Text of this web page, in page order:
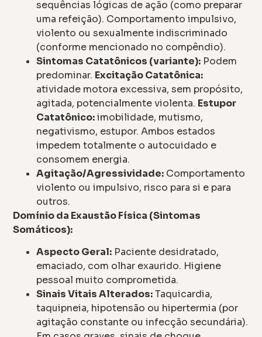
sequências lógicas de ação (como preparar
uma refeição). Comportamento impulsivo,
violento ou sexualmente indiscriminado
(conforme mencionado no compêndio).
Sintomas Catatônicos (variante): Podem
predominar. Excitação Catatônica:
atividade motora excessiva, sem propósito,
agitada, potencialmente violenta. Estupor
Catatônico:imobilidade, mutismo,
negativismo, estupor. Ambos estados
impedem totalmente o autocuidado e
consomem energia.
Agitação/Agressividade: Comportamento
violento ou impulsivo, risco para si e para
outros.
Domínio da Exaustão Física (Sintomas
Somáticos):
Aspecto Geral: Paciente desidratado,
emaciado, com olhar exaurido. Higiene
pessoal muito comprometida.
Sinais Vitais Alterados:Taquicardia,
taquipneia, hipotensão ou hipertermia (por
agitação constante ou infecção secundária).